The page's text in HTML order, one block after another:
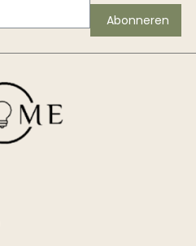
Abonneren